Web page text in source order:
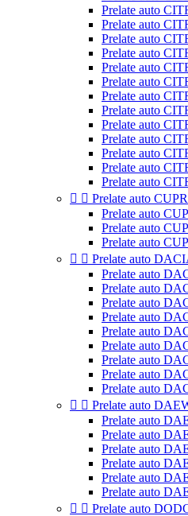
Prelate auto
Prelate auto
Prelate auto
Prelate auto
Prelate auto
Prelate auto
Prelate auto
Prelate auto
Prelate auto
Prelate auto
Prelate auto
Prelate auto
Prelate auto
  Prelate auto
Prelate auto
Prelate auto
Prelate auto
  Prelate auto
Prelate auto
Prelate auto
Prelate auto
Prelate auto
Prelate auto
Prelate auto
Prelate auto
Prelate auto
Prelate auto
  Prelate auto
Prelate auto
Prelate auto
Prelate auto
Prelate auto
Prelate auto
Prelate auto
  Prelate auto